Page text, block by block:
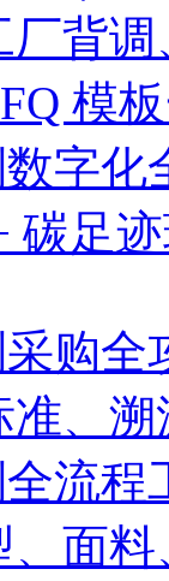
背
模
字
碳足
购
、
流
面